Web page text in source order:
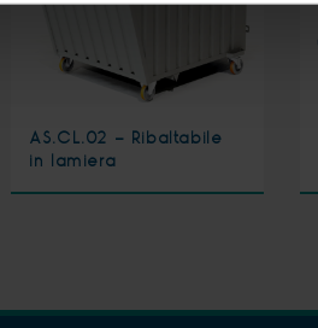
AS.CL.02 - Ribaltabile
in lamiera